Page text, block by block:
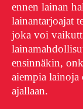
ennen lainan
lainantarjoajat
joka voi
ensinnäkin,
aiempia lainoja
ajallaan.